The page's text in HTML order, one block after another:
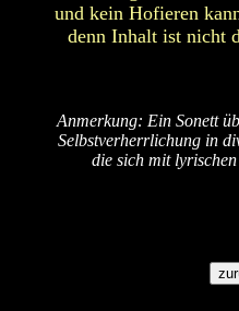
und kein Hofieren
denn Inhalt ist nicht
Anmerkung: Ein Sonett
Selbstverherrlichung in
die sich mit